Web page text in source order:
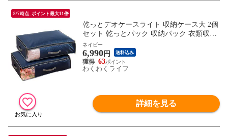
8/7時点_ポイント最大11倍
乾っとデオケースライト 収納ケース大 2個
セット 乾っとパック 収納パック 衣類収納
布団収納 帝人 TEIJIN
ネイビー
6,990円 送料込み
63
わくわくライフ
詳細を見る